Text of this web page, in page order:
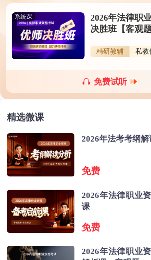
系统课
2026年法律职
决胜班【客观
精研教辅 私教
免费试听
精选微课
2026年法考考纲
免费
2026年法律职业
课
免费
2026年法律职业